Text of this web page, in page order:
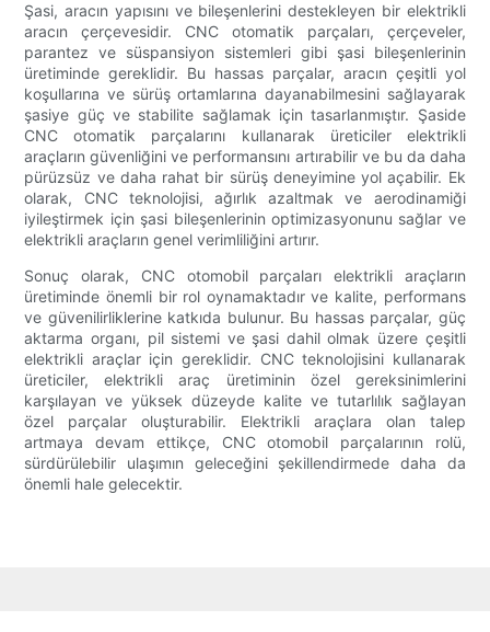
Şasi, aracın yapısını ve bileşenlerini destekleyen bir elektrikli
aracın çerçevesidir. CNC otomatik parçaları, çerçeveler,
parantez ve süspansiyon sistemleri gibi şasi bileşenlerinin
üretiminde gereklidir. Bu hassas parçalar, aracın çeşitli yol
koşullarına ve sürüş ortamlarına dayanabilmesini sağlayarak
şasiye güç ve stabilite sağlamak için tasarlanmıştır. Şaside
CNC otomatik parçalarını kullanarak üreticiler elektrikli
araçların güvenliğini ve performansını artırabilir ve bu da daha
pürüzsüz ve daha rahat bir sürüş deneyimine yol açabilir. Ek
olarak, CNC teknolojisi, ağırlık azaltmak ve aerodinamiği
iyileştirmek için şasi bileşenlerinin optimizasyonunu sağlar ve
elektrikli araçların genel verimliliğini artırır.
Sonuç olarak, CNC otomobil parçaları elektrikli araçların
üretiminde önemli bir rol oynamaktadır ve kalite, performans
ve güvenilirliklerine katkıda bulunur. Bu hassas parçalar, güç
aktarma organı, pil sistemi ve şasi dahil olmak üzere çeşitli
elektrikli araçlar için gereklidir. CNC teknolojisini kullanarak
üreticiler, elektrikli araç üretiminin özel gereksinimlerini
karşılayan ve yüksek düzeyde kalite ve tutarlılık sağlayan
özel parçalar oluşturabilir. Elektrikli araçlara olan talep
artmaya devam ettikçe, CNC otomobil parçalarının rolü,
sürdürülebilir ulaşımın geleceğini şekillendirmede daha da
önemli hale gelecektir.